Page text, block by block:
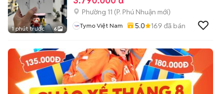
1 phút trước 6
Phường 11 (P. Phú Nhuận mới)
Tymo Việt Nam 5.0 169 đã bán